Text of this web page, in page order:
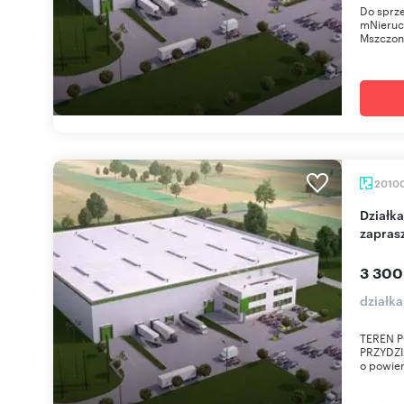
Do
Działka inwestycyjna 20 100 m² w Mszczonowie -
3
TEREN
o